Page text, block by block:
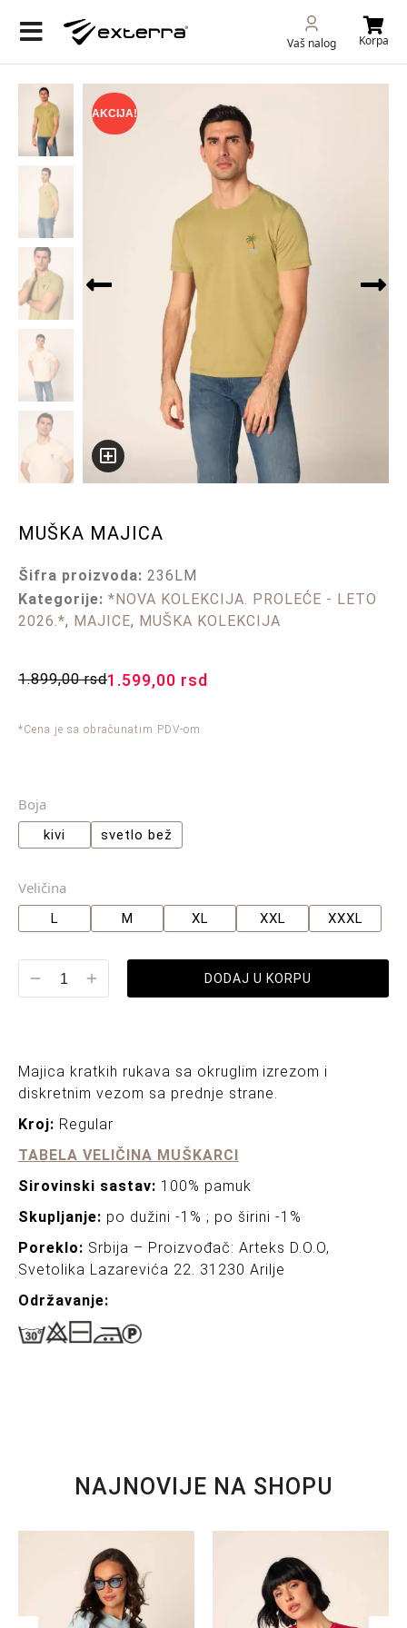
Vaš nalog Korpa
AKCIJA!
MUŠKA MAJICA
Šifra proizvoda: 236LM
Kategorije: *NOVA KOLEKCIJA. PROLEĆE - LETO
2026.*, MAJICE, MUŠKA KOLEKCIJA
1.899,00rsd1.599,00 rsd
*Cena je sa obračunatim PDV-om
Boja
kivi svetlo bež
Veličina
L M XL XXL XXXL
DODAJ U KORPU
Majica kratkih rukava sa okruglim izrezom i
diskretnim vezom sa prednje strane.
Kroj: Regular
TABELA VELIČINA MUŠKARCI
Sirovinski sastav: 100% pamuk
Skupljanje: po dužini -1% ; po širini -1%
Poreklo: Srbija – Proizvođač: Arteks D.O.O,
Svetolika Lazarevića 22. 31230 Arilje
Održavanje:
NAJNOVIJE NA SHOPU